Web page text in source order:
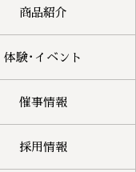
商品紹介
体験･イベント
催事情報
採用情報